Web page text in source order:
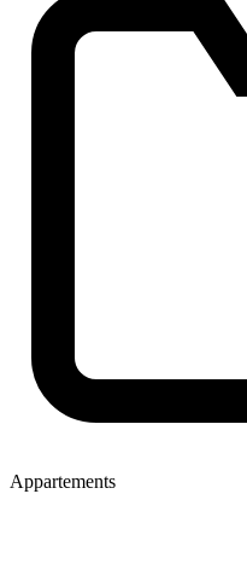
Appartements